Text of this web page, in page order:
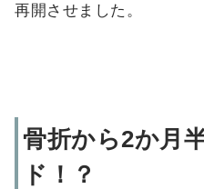
再開させました。
骨折から2か月
ド！？